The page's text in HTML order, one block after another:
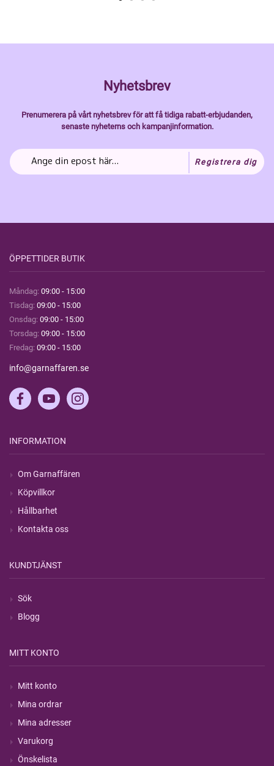
Nyhetsbrev
Prenumerera på vårt nyhetsbrev för att få tidiga rabatt-erbjudanden,
senaste nyheterns och kampanjinformation.
Registrera dig
ÖPPETTIDER BUTIK
Måndag: 09:00 - 15:00
Tisdag: 09:00 - 15:00
Onsdag: 09:00 - 15:00
Torsdag: 09:00 - 15:00
Fredag: 09:00 - 15:00
info@garnaffaren.se
INFORMATION
Om Garnaffären
Köpvillkor
Hållbarhet
Kontakta oss
KUNDTJÄNST
Sök
Blogg
MITT KONTO
Mitt konto
Mina ordrar
Mina adresser
Varukorg
Önskelista